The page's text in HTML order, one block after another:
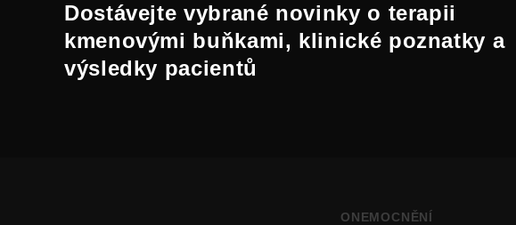
Dostávejte vybrané novinky o terapii
kmenovými buňkami, klinické poznatky a
výsledky pacientů
ONEMOCNĚNÍ